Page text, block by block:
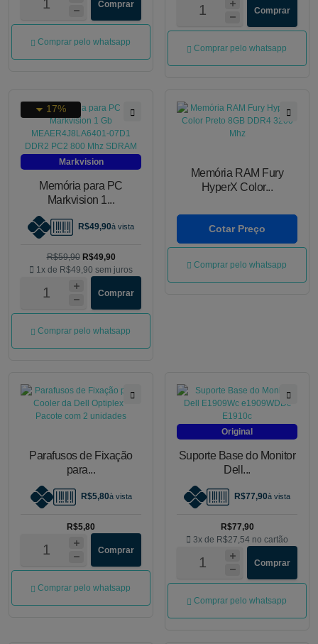
Comprar
Comprar pelo whatsapp
Comprar
Comprar pelo whatsapp
Markvision
17%
Memória para PC
Markvision 1...
R$49,90à vista
R$59,90 R$49,90
1x de R$49,90 sem juros
Comprar
Comprar pelo whatsapp
Memória RAM Fury
HyperX Color...
Cotar Preço
Comprar pelo whatsapp
Parafusos de Fixação
para...
R$5,80à vista
R$5,80
Comprar
Comprar pelo whatsapp
Original
Suporte Base do Monitor
Dell...
R$77,90à vista
R$77,90
3x de R$27,54 no cartão
Comprar
Comprar pelo whatsapp